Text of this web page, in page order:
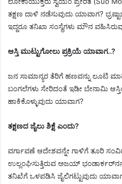
ತಕ್ಷಣ ದಾಳಿ ನಡೆಸುವುದು ಯಾವಾಗ?
ಇದ್ದರೂ ತನಿಖಾ ಸಂಸ್ಥೆಗಳು ಮೌನ
ಆಸ್ತಿ ಮುಟ್ಟುಗೋಲು ಪ್ರಕ್ರಿಯೆ ಯಾವಾಗ..?
ಜನ ಸಾಮಾನ್ಯರ ತೆರಿಗೆ ಹಣವನ್ನು ಲೂಟಿ
ಬಂಗಲೆಗಳು ಸೇರಿದಂತೆ ಇಡೀ ಬೇನಾಮಿ
ಹಾಕಿಕೊಳ್ಳುವುದು ಯಾವಾಗ?
ತಕ್ಷಣದ ಜೈಲು ಶಿಕ್ಷೆ ಎಂದು?
ವರ್ಗಾವಣೆ ಆದೇಶವನ್ನೇ ಗಾಳಿಗೆ ತೂರಿ
ಉಲ್ಲಂಘಿಸುತ್ತಿರುವ ಅಜಯ್
ತನಿಖೆಗೆ ಒಳಪಡಿಸಿ ಜೈಲಿಗಟ್ಟುವುದು